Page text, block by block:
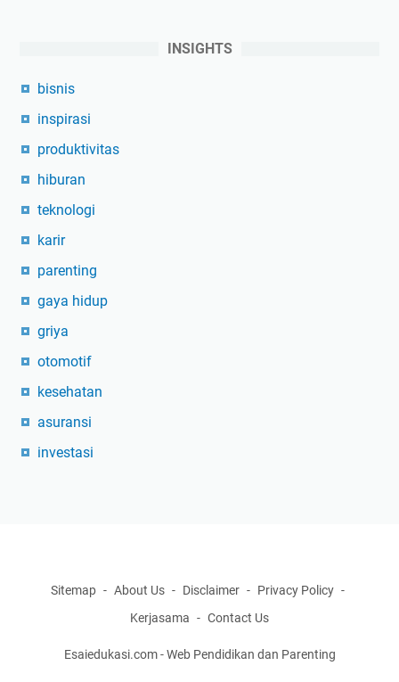
INSIGHTS
bisnis
inspirasi
produktivitas
hiburan
teknologi
karir
parenting
gaya hidup
griya
otomotif
kesehatan
asuransi
investasi
Sitemap About Us Disclaimer
Privacy Policy
Kerjasama
Contact Us
Esaiedukasi.com - Web Pendidikan dan Parenting